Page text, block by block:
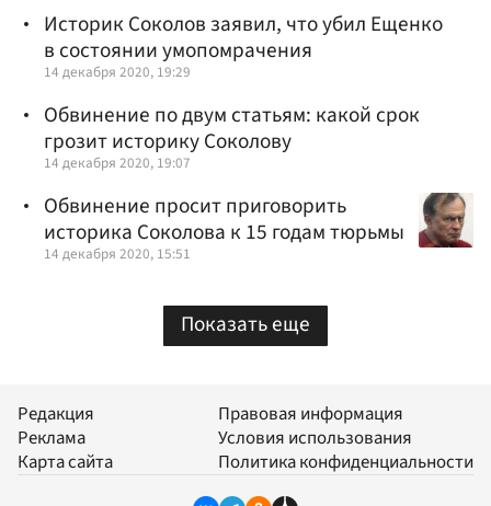
Историк Соколов заявил, что убил Ещенко
в состоянии умопомрачения
14 декабря 2020, 19:29
Обвинение по двум статьям: какой срок
грозит историку Соколову
14 декабря 2020, 19:07
Обвинение просит приговорить
историка Соколова к 15 годам тюрьмы
14 декабря 2020, 15:51
Показать еще
Редакция
Реклама
Карта сайта
Правовая информация
Условия использования
Политика конфиденциальности